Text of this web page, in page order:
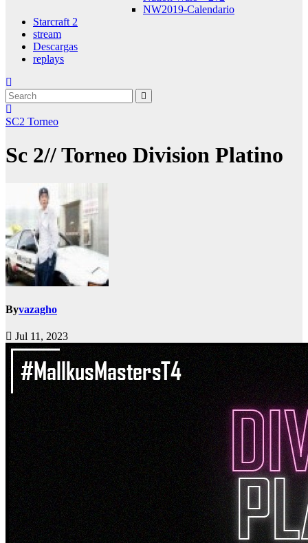
NW2019-Calendario
Starcraft 2
stream
Descargas
replays
SC2 Torneo
Sc 2// Torneo Division Platino
Byvazagho
Jul 11, 2023